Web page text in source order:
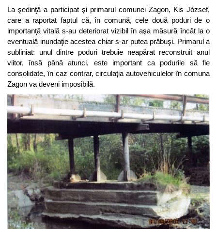
La şedinţă a participat şi primarul comunei Zagon, Kis József,
care a raportat faptul că, în comună, cele două poduri de o
importanţă vitală s-au deteriorat vizibil în aşa măsură încât la o
eventuală inundaţie acestea chiar s-ar putea prăbuşi. Primarul a
subliniat: unul dintre poduri trebuie neapărat reconstruit anul
viitor, însă până atunci, este important ca podurile să fie
consolidate, în caz contrar, circulaţia autovehiculelor în comuna
Zagon va deveni imposibilă.